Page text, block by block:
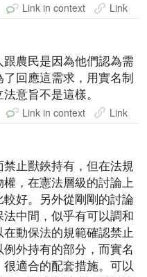
Link in context Link
農民是因為他們認為需
回應這需求，用實名制
意旨不是這樣。
Link in context Link
止獸鋏持有，但在法規
，在憲法層級的討論上
好。另外從剛剛的討論
中間，似乎有可以調和
動保法的規範確認禁止
外持有的部分，而實名
適合的配套措施。可以